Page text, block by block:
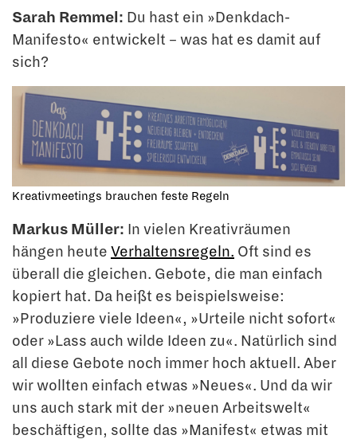
Sarah Remmel: Du hast ein »Denkdach-
Manifesto« entwickelt – was hat es damit auf
sich?
Kreativmeetings brauchen feste Regeln
Markus Müller: In vielen Kreativräumen
hängen heute Verhaltensregeln. Oft sind es
überall die gleichen. Gebote, die man einfach
kopiert hat. Da heißt es beispielsweise:
»Produziere viele Ideen«, »Urteile nicht sofort«
oder »Lass auch wilde Ideen zu«. Natür­lich sind
all diese Gebote noch immer hoch aktuell. Aber
wir wollten einfach etwas »Neues«. Und da wir
uns auch stark mit der »neuen Arbeitswelt«
beschäftigen, sollte das »Manifest« etwas mit